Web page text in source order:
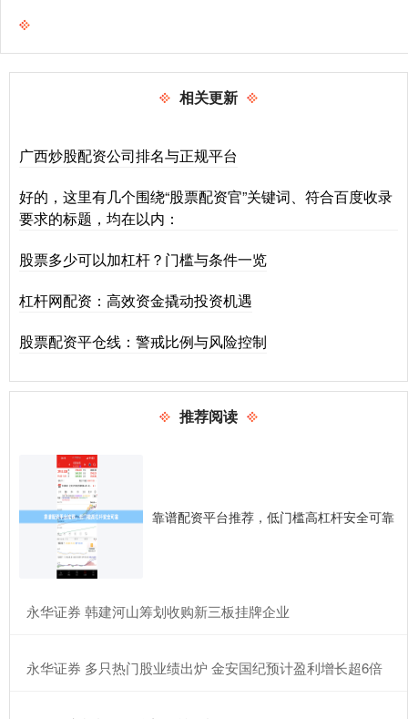
相关更新
广西炒股配资公司排名与正规平台
好的，这里有几个围绕“股票配资官”关键词、符合百度收录
要求的标题，均在以内：
股票多少可以加杠杆？门槛与条件一览
杠杆网配资：高效资金撬动投资机遇
股票配资平仓线：警戒比例与风险控制
推荐阅读
靠谱配资平台推荐，低门槛高杠杆安全可靠
​永华证券 韩建河山筹划收购新三板挂牌企业
​永华证券 多只热门股业绩出炉 金安国纪预计盈利增长超6倍